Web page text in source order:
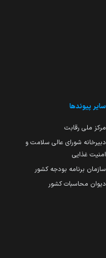
سایر پیوندها
مرکز ملی رقابت
دبیرخانه شورای عالی سلامت و
امنیت غذایی
سازمان برنامه بودجه کشور
دیوان محاسبات کشور